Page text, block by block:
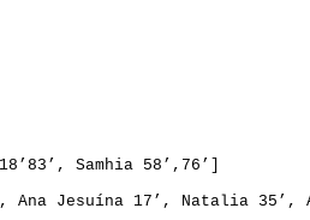
Samhia 58’ ,76’]
, Ana Jesuína 17’ , Natalia 35’ ,